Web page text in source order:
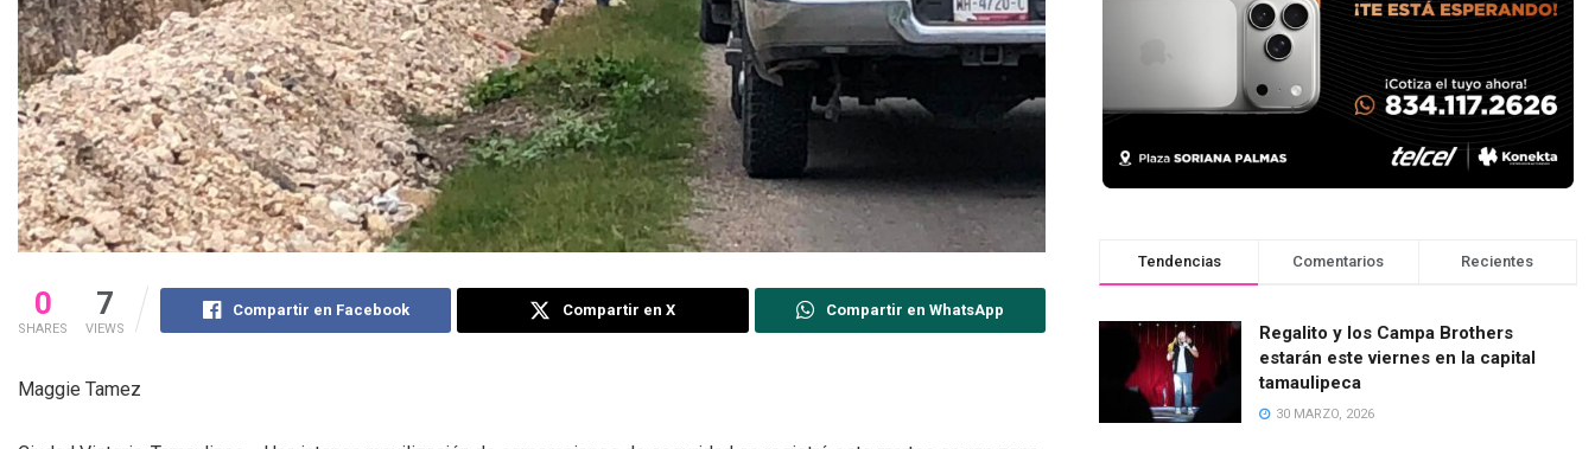
0
SHARES
7
VIEWS
Compartir en Facebook Compartir en X Compartir en WhatsApp
Maggie Tamez
Tendencias Comentarios Recientes
Regalito y los Campa Brothers
estarán este viernes en la capital
tamaulipeca
30 MARZO, 2026